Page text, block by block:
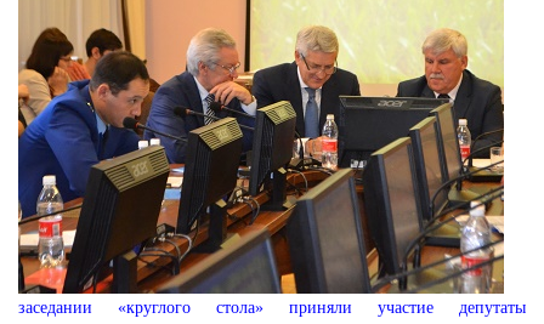
заседании «круглого стола» приняли участие депутаты